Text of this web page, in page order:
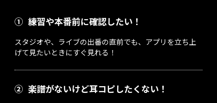
① 練習や本番前に確認したい！
スタジオや、ライブの出番の直前でも、アプリを立ち上
げて見たいときにすぐ見れる！
② 楽譜がないけど耳コピしたくない！